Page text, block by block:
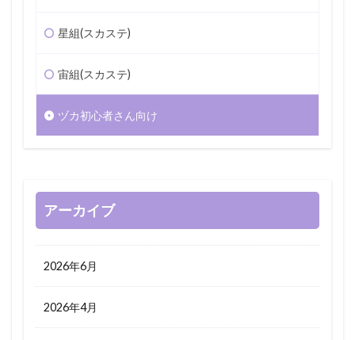
星組(スカステ)
宙組(スカステ)
ヅカ初心者さん向け
アーカイブ
2026年6月
2026年4月